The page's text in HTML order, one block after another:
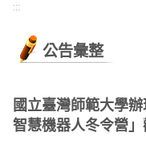
:::
公告彙整
國立臺灣師範大學
智慧機器人冬令營